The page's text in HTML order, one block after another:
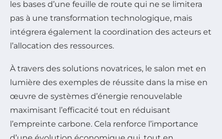
les bases d’une feuille de route qui ne se limitera
pas à une transformation technologique, mais
intégrera également la coordination des acteurs et
l’allocation des ressources.
À travers des solutions novatrices, le salon met en
lumière des exemples de réussite dans la mise en
œuvre de systèmes d’énergie renouvelable
maximisant l’efficacité tout en réduisant
l’empreinte carbone. Cela renforce l’importance